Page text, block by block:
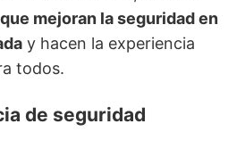
mejoran la seguridad en
y hacen la experiencia
todos.
de seguridad